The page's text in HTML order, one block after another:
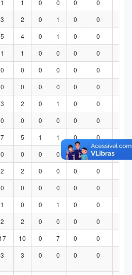
1 1 0 0 0 0
3 2 0 1 0 0
5 4 0 1 0 0
1 1 0 0 0 0
0 0 0 0 0 0
0 0 0 0 0 0
3 2 0 1 0 0
0 0 0 0 0 0
7 5 1 1 0 0
0 0 0 0 0 0
2 2 0 0 0 0
0 0 0 0 0 0
1 0 0 1 0 0
2 2 0 0 0 0
17 10 0 7 0 0
3 3 0 0 0 0